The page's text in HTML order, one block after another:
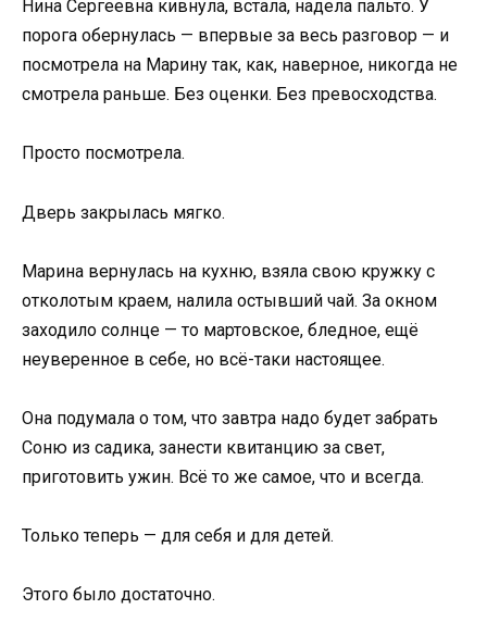
Нина Сергеевна кивнула, встала, надела пальто. У
порога обернулась — впервые за весь разговор — и
посмотрела на Марину так, как, наверное, никогда не
смотрела раньше. Без оценки. Без превосходства.
Просто посмотрела.
Дверь закрылась мягко.
Марина вернулась на кухню, взяла свою кружку с
отколотым краем, налила остывший чай. За окном
заходило солнце — то мартовское, бледное, ещё
неуверенное в себе, но всё-таки настоящее.
Она подумала о том, что завтра надо будет забрать
Соню из садика, занести квитанцию за свет,
приготовить ужин. Всё то же самое, что и всегда.
Только теперь — для себя и для детей.
Этого было достаточно.